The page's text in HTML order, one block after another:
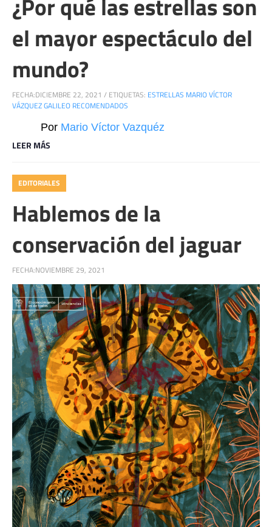
el mayor espectáculo del
mundo?
FECHA:DICIEMBRE 22, 2021 / ETIQUETAS: ESTRELLAS MARIO VÍCTOR
VÁZQUEZ GALILEO RECOMENDADOS
Por Mario Víctor Vazquéz
LEER MÁS
EDITORIALES
Hablemos de la
conservación del jaguar
FECHA:NOVIEMBRE 29, 2021